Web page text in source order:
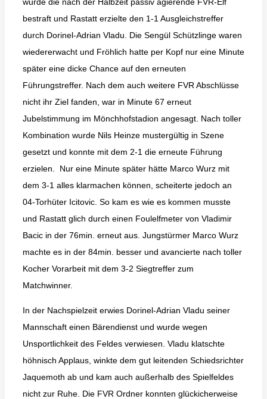
bestraft und Rastatt erzielte den 1-1 Ausgleichstreffer
durch Dorinel-Adrian Vladu. Die Sengül Schützlinge waren
wiedererwacht und Fröhlich hatte per Kopf nur eine Minute
später eine dicke Chance auf den erneuten
Führungstreffer. Nach dem auch weitere FVR Abschlüsse
nicht ihr Ziel fanden, war in Minute 67 erneut
Jubelstimmung im Mönchhofstadion angesagt. Nach toller
Kombination wurde Nils Heinze mustergültig in Szene
gesetzt und konnte mit dem 2-1 die erneute Führung
erzielen. Nur eine Minute später hätte Marco Wurz mit
dem 3-1 alles klarmachen können, scheiterte jedoch an
04-Torhüter Icitovic. So kam es wie es kommen musste
und Rastatt glich durch einen Foulelfmeter von Vladimir
Bacic in der 76min. erneut aus. Jungstürmer Marco Wurz
machte es in der 84min. besser und avancierte nach toller
Kocher Vorarbeit mit dem 3-2 Siegtreffer zum
Matchwinner.
In der Nachspielzeit erwies Dorinel-Adrian Vladu seiner
Mannschaft einen Bärendienst und wurde wegen
Unsportlichkeit des Feldes verwiesen. Vladu klatschte
höhnisch Applaus, winkte dem gut leitenden Schiedsrichter
Jaquemoth ab und kam auch außerhalb des Spielfeldes
nicht zur Ruhe. Die FVR Ordner konnten glückicherweise